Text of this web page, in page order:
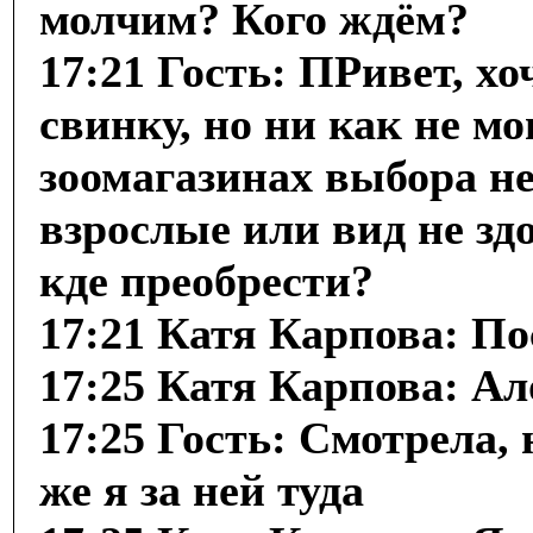
молчим? Кого ждём?
17:21 Гость: ПРивет,
свинку, но ни как не
зоомагазинах выбора
взрослые или вид не
кде преобрести?
17:21 Катя Карпова:
17:25 Катя Карпова:
17:25 Гость: Смотрела,
же я за ней туда